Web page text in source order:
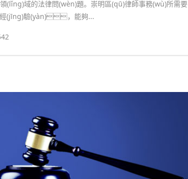
域的法律問(wèn)題。崇明區(qū)律師事務(wù)所需要
經(jīng)驗(yàn)，能夠...